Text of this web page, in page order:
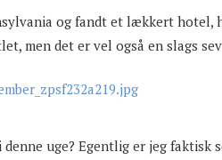
og fandt et lækkert hotel,
men det er vel også en slags
uge? Egentlig er jeg faktisk